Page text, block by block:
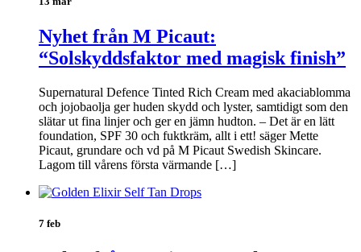
Nyhet från M Picaut:
“Solskyddsfaktor med magisk finish”
Supernatural Defence Tinted Rich Cream med akaciablomma
och jojobaolja ger huden skydd och lyster, samtidigt som den
slätar ut fina linjer och ger en jämn hudton. – Det är en lätt
foundation, SPF 30 och fuktkräm, allt i ett! säger Mette
Picaut, grundare och vd på M Picaut Swedish Skincare.
Lagom till vårens första värmande […]
7 feb